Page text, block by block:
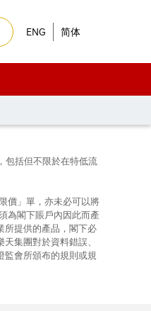
ENG 简体
包括但不限於在特低流
價」單，亦未必可以將
為閣下賬戶內因此而產
所提供的產品，閣下必
集團對於資料錯誤、
監會所頒布的規則或規